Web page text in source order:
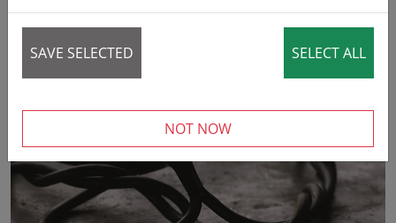
SAVE SELECTED SELECT ALL
NOT NOW